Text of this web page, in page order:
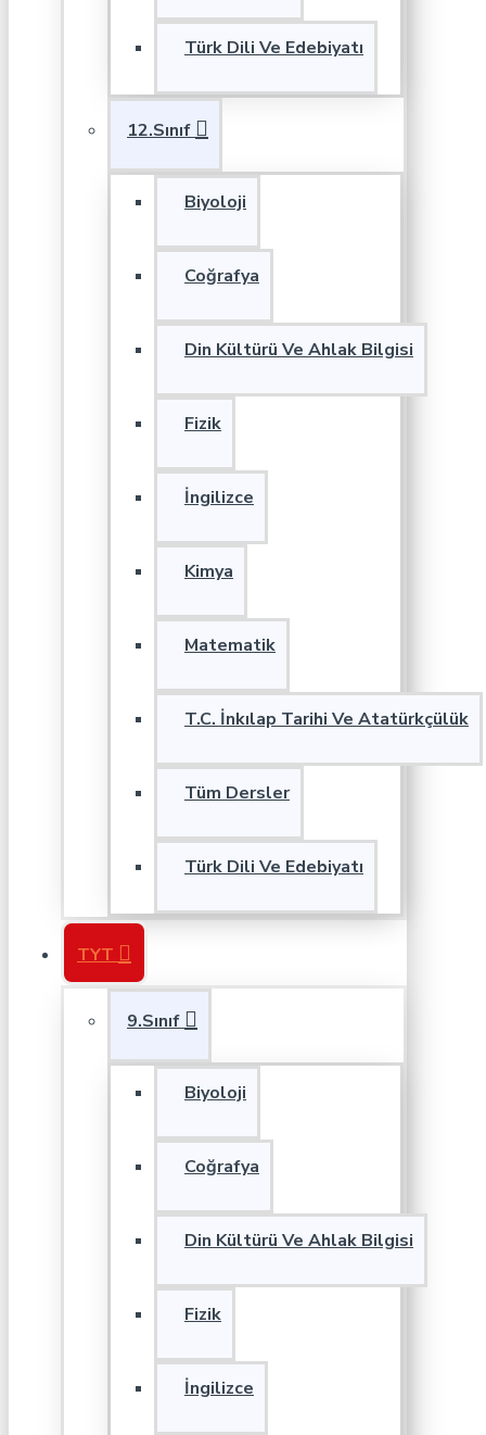
Türk Dili Ve Edebiyatı
12.Sınıf
Biyoloji
Coğrafya
Din Kültürü Ve Ahlak Bilgisi
Fizik
İngilizce
Kimya
Matematik
T.C. İnkılap Tarihi Ve Atatürkçülük
Tüm Dersler
Türk Dili Ve Edebiyatı
TYT
9.Sınıf
Biyoloji
Coğrafya
Din Kültürü Ve Ahlak Bilgisi
Fizik
İngilizce